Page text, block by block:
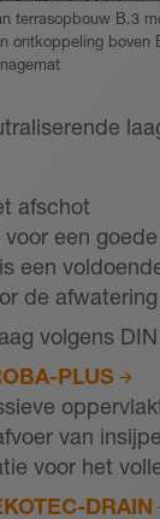
terrasopbouw B.3
ontkoppeling boven
afschot
een
een
de afwatering
volgens DIN
PLUS
van
voor het
DRAIN